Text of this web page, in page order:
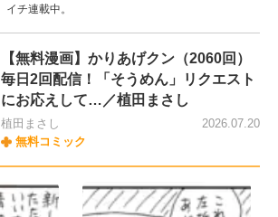
イチ連載中。
【無料漫画】かりあげクン（2060回）
毎日2回配信！「そうめん」リクエスト
にお応えして…／植田まさし
植田まさし
無料コミック
2026.07.20